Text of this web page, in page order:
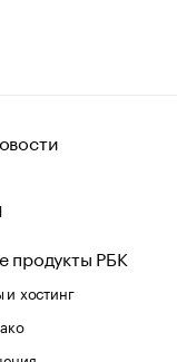
продукты РБК
хостинг